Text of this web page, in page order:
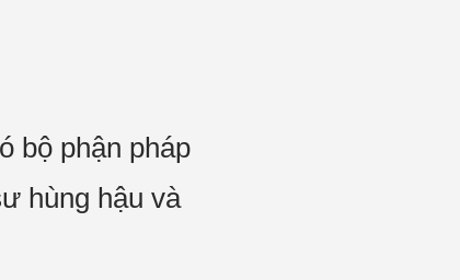
bộ phận pháp
hùng hậu và